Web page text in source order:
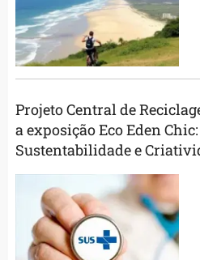
Projeto Central de
a exposição Eco Eden
Sustentabilidade e